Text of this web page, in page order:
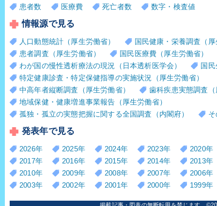
患者数 医療費 死亡者数 数字・検査値
情報源で見る
人口動態統計（厚生労働省）
国民健康・栄養調査（
患者調査（厚生労働省）
国民医療費（厚生労働省）
わが国の慢性透析療法の現況（日本透析医学会）
国
特定健康診査・特定保健指導の実施状況（厚生労働省）
中高年者縦断調査（厚生労働省）
歯科疾患実態調査
地域保健・健康増進事業報告（厚生労働省）
孤独・孤立の実態把握に関する全国調査（内閣府）
発表年で見る
2026年 2025年 2024年 2023年
2020年
2017年
2016年 2015年 2014年
2013年
2010年
2009年 2008年 2007年
2006年
2003年
2002年 2001年 2000年 1999年